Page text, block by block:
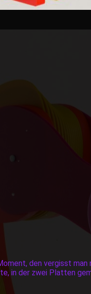
den vergisst man
in der zwei Platten